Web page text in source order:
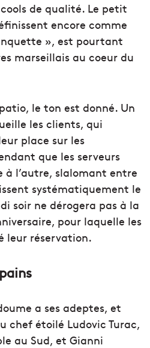
de qualité. Le petit
encore comme
», est pourtant
marseillais au coeur du
le ton est donné. Un
les clients, qui
place sur les
que les serveurs
à l’autre, slalomant entre
systématiquement le
soir ne dérogera pas à la
pour laquelle les
leur réservation.
a ses adeptes, et
chef étoilé Ludovic Turac,
au Sud, et Gianni